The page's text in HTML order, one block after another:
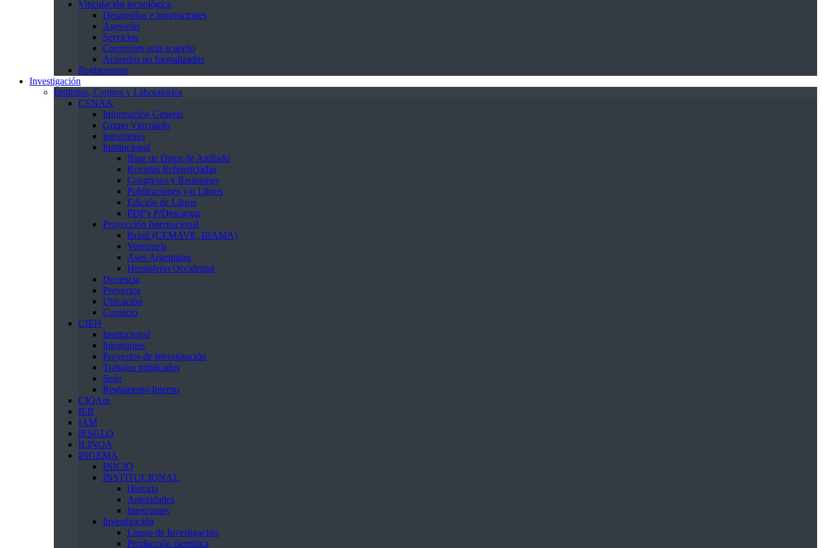
Vinculación tecnológica
Desarrollos e innovaciones
Asesorías
Servicios
Convenios acta acuerdo
Acuerdos no formalizados
Reglamentos
Investigación
Institutos, Centros y Laboratorios
CENAA
Información General
Grupo Vinculado
Integrantes
Institucional
Base de Datos de Anillado
Revistas Referenciadas
Congresos y Reuniones
Publicaciones y/o Libros
Edición de Libros
PDF's P/Descargar
Proyección Internacional
Brasil (CEMAVE, IBAMA)
Venezuela
Aves Argentinas
Hemisferio Occidental
Docencia
Proyectos
Ubicación
Contacto
CIEH
Institucional
Integrantes
Proyectos de Investigación
Trabajos publicados
Sede
Reglamento Interno
CIQAm
IER
IAM
IESGLO
ILINOA
INGEMA
INICIO
INSTITUCIONAL
Historia
Autoridades
Integrantes
Investigación
Líneas de Investigación
Producción científica